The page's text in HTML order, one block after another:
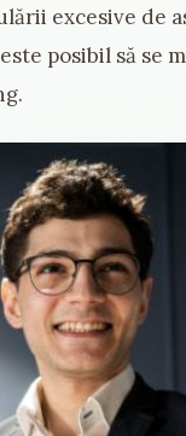
excesive de
posibil să se